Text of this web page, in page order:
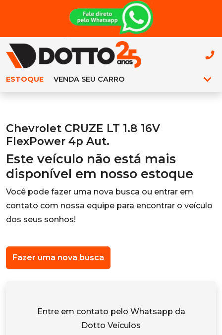
ESTOQUE VENDA SEU CARRO
Chevrolet CRUZE LT 1.8 16V
FlexPower 4p Aut.
Este veículo não está mais
disponível em nosso estoque
Você pode fazer uma nova busca ou entrar em
contato com nossa equipe para encontrar o veículo
dos seus sonhos!
Fazer uma nova busca
Entre em contato pelo Whatsapp da
Dotto Veículos